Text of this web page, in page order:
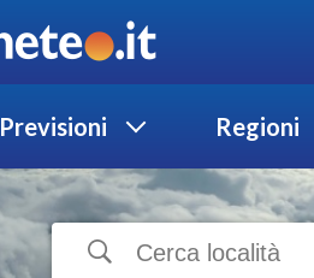
Previsioni Regioni